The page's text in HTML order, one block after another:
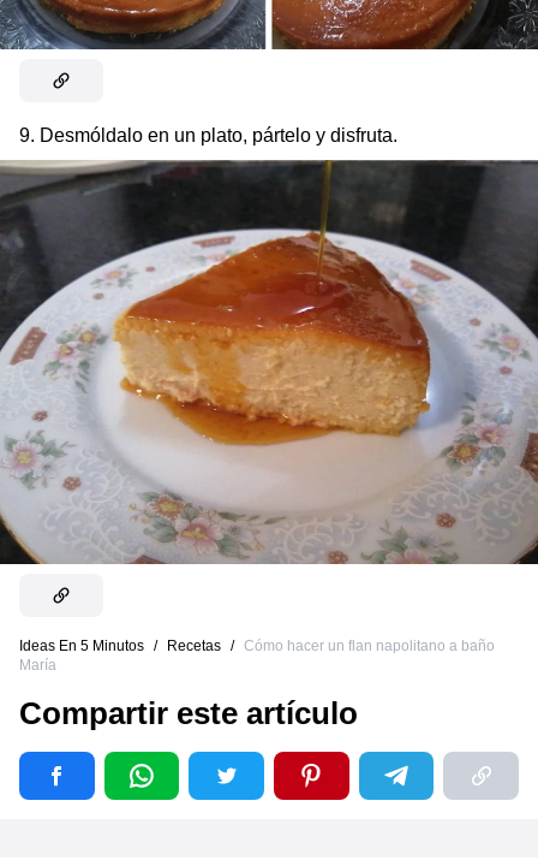
9. Desmóldalo en un plato, pártelo y disfruta.
Ideas En 5 Minutos / Recetas / Cómo hacer un flan napolitano a baño
María
Compartir este artículo